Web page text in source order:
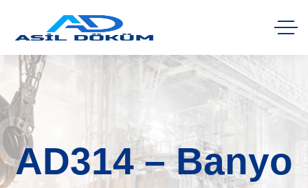
AD314 – Banyo